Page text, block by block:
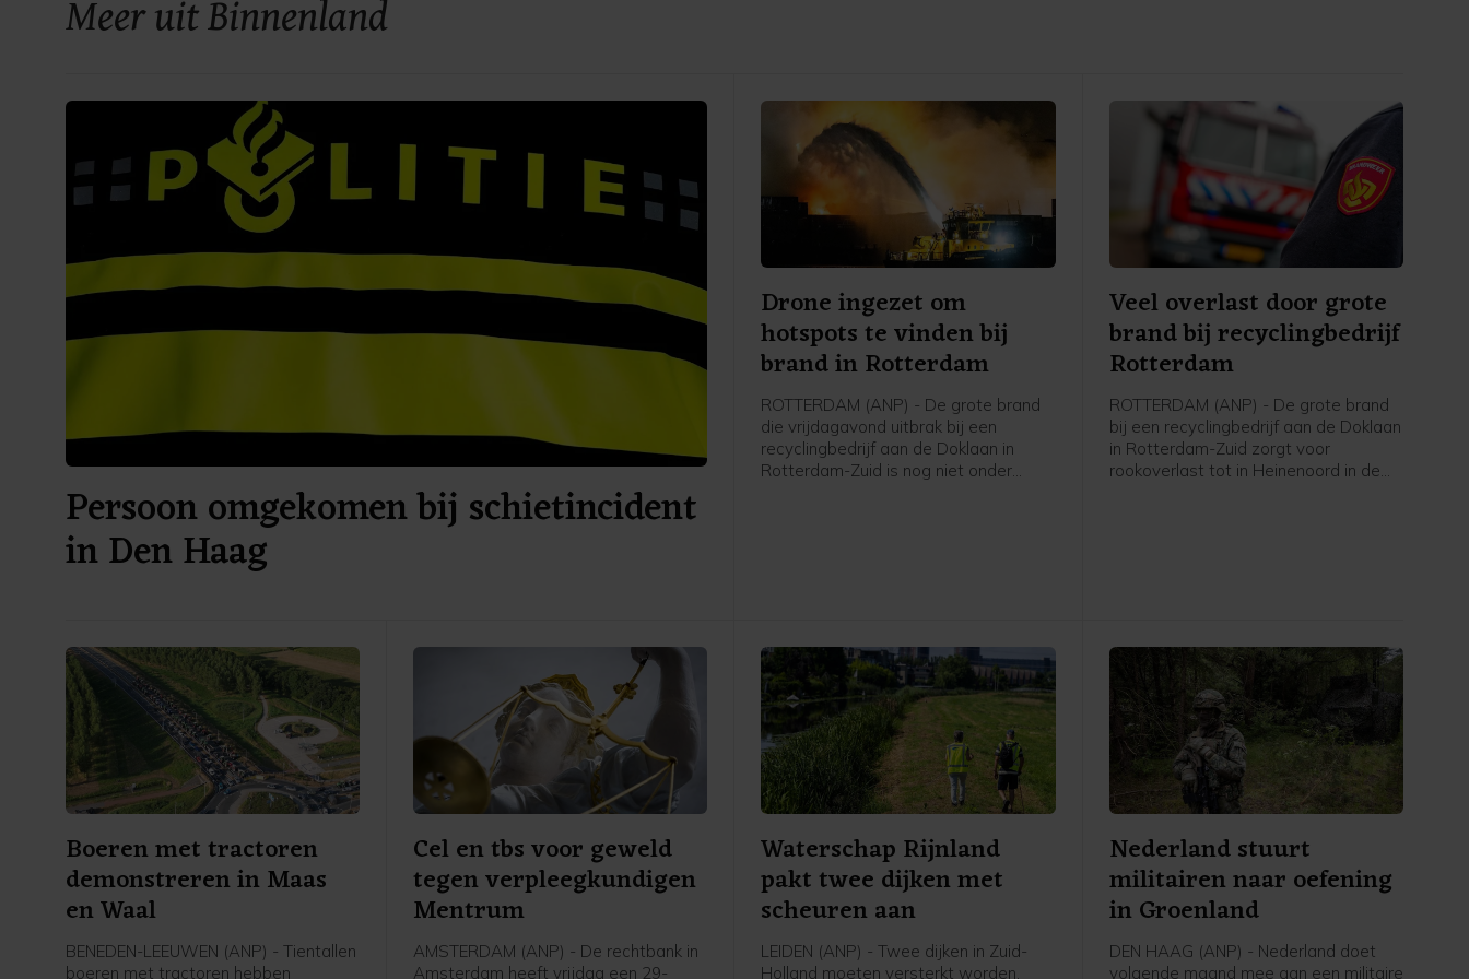
Meer uit Binnenland
Persoon omgekomen bij schietincident
in Den Haag
Drone ingezet om
hotspots te vinden bij
brand in Rotterdam
ROTTERDAM (ANP) - De grote brand
die vrijdagavond uitbrak bij een
recyclingbedrijf aan de Doklaan in
Rotterdam-Zuid is nog niet onder
Veel overlast door grote
brand bij recyclingbedrijf
Rotterdam
ROTTERDAM (ANP) - De grote brand
bij een recyclingbedrijf aan de Doklaan
in Rotterdam-Zuid zorgt voor
rookoverlast tot in Heinenoord in de
Boeren met tractoren
demonstreren in Maas
en Waal
BENEDEN-LEEUWEN (ANP) - Tientallen
boeren met tractoren hebben
Cel en tbs voor geweld
tegen verpleegkundigen
Mentrum
AMSTERDAM (ANP) - De rechtbank in
Amsterdam heeft vrijdag een 29-
Waterschap Rijnland
pakt twee dijken met
scheuren aan
LEIDEN (ANP) - Twee dijken in Zuid-
Holland moeten versterkt worden,
Nederland stuurt
militairen naar oefening
in Groenland
DEN HAAG (ANP) - Nederland doet
volgende maand mee aan een militaire